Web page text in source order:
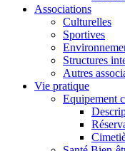
Associations
Culturelles
Sportives
Structures
Autres
Vie pratique
Equipement